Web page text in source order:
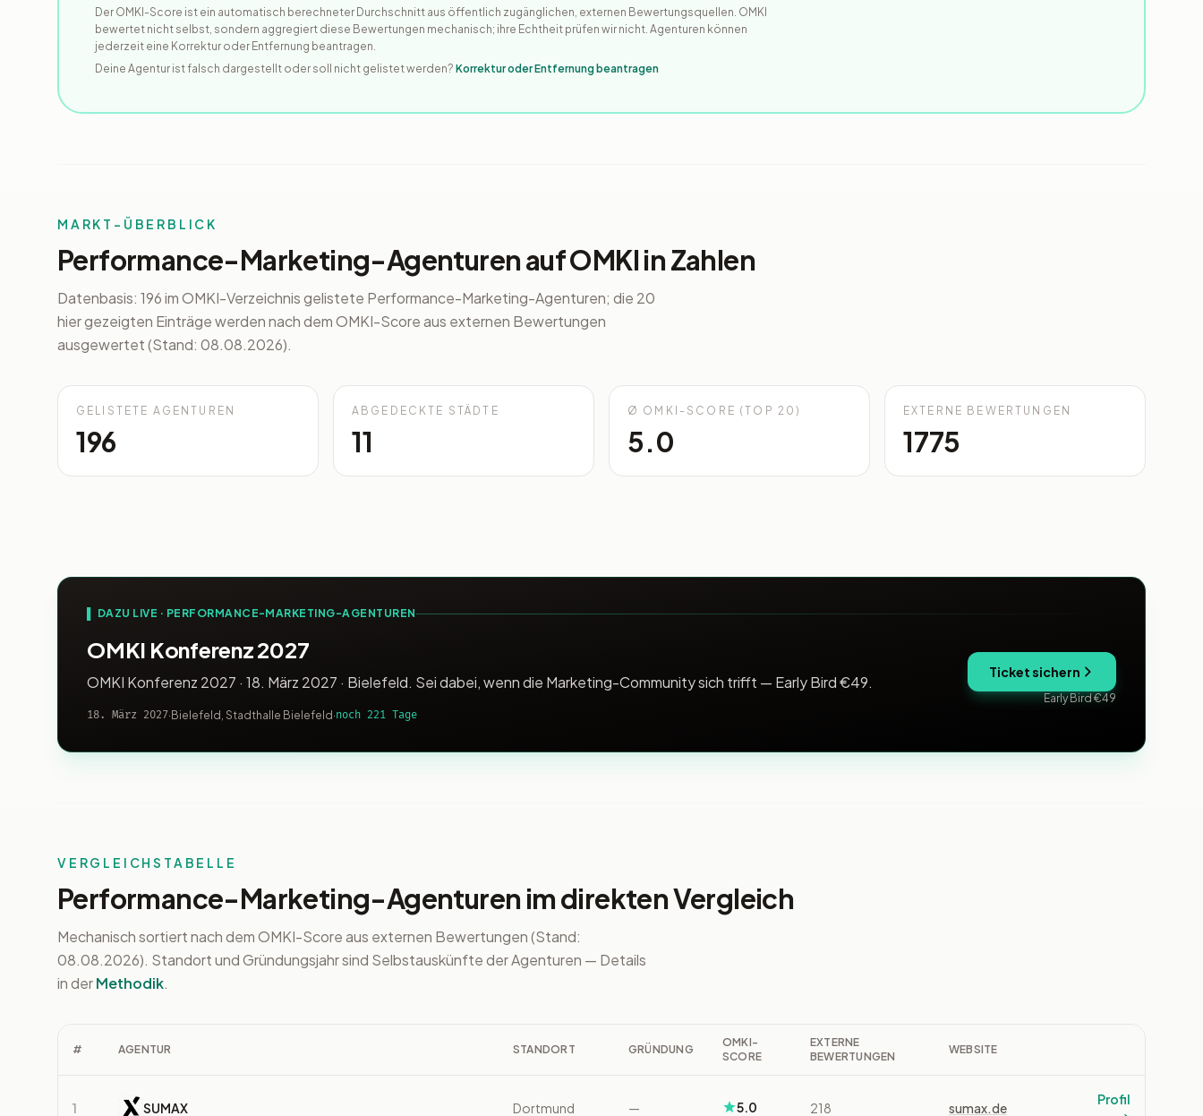
Der OMKI-Score ist ein automatisch berechneter Durchschnitt aus öffentlich zugänglichen, externen Bewertungsquellen. OMKI
bewertet nicht selbst, sondern aggregiert diese Bewertungen mechanisch; ihre Echtheit prüfen wir nicht. Agenturen können
jederzeit eine Korrektur oder Entfernung beantragen.
Deine Agentur ist falsch dargestellt oder soll nicht gelistet werden? Korrektur oder Entfernung beantragen
MARKT-ÜBERBLICK
Performance-Marketing-Agenturen auf OMKI in Zahlen
Datenbasis: 196 im OMKI-Verzeichnis gelistete Performance-Marketing-Agenturen; die 20
hier gezeigten Einträge werden nach dem OMKI-Score aus externen Bewertungen
ausgewertet (Stand: 08.08.2026).
GELISTETE AGENTUREN
196
ABGEDECKTE STÄDTE
11
Ø OMKI-SCORE (TOP 20)
5.0
EXTERNE BEWERTUNGEN
1775
▌ DAZU LIVE · PERFORMANCE-MARKETING-AGENTUREN
OMKI Konferenz 2027
OMKI Konferenz 2027 · 18. März 2027 · Bielefeld. Sei dabei, wenn die Marketing-Community sich trifft — Early Bird €49.
18. März 2027· Bielefeld, Stadthalle Bielefeld ·noch 221 Tage
Ticket sichern
Early Bird €49
VERGLEICHSTABELLE
Performance-Marketing-Agenturen im direkten Vergleich
Mechanisch sortiert nach dem OMKI-Score aus externen Bewertungen (Stand:
08.08.2026). Standort und Gründungsjahr sind Selbstauskünfte der Agenturen — Details
in derMethodik.
# AGENTUR STANDORT GRÜNDUNG
OMKI-
SCORE
EXTERNE
BEWERTUNGEN
WEBSITE
1 SUMAX Dortmund — 5.0 218 sumax.de
Profil